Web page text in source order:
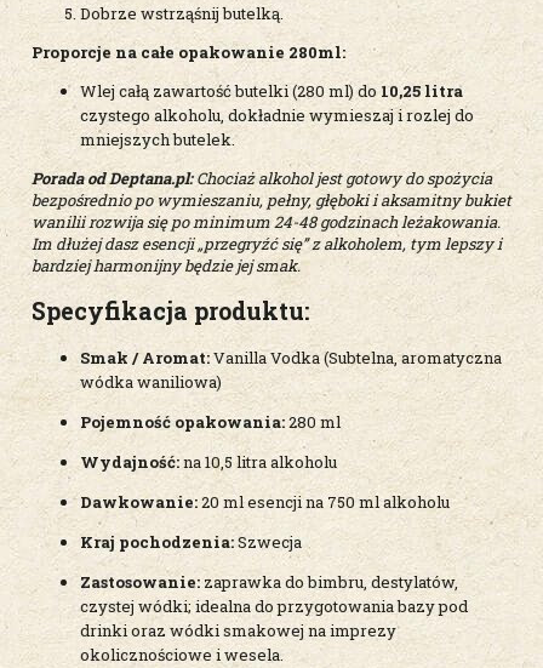
Dobrze wstrząśnij butelką.
Proporcje na całe opakowanie 280ml:
Wlej całą zawartość butelki (280 ml) do 10,25 litra
czystego alkoholu, dokładnie wymieszaj i rozlej do
mniejszych butelek.
Porada od Deptana.pl:Chociaż alkohol jest gotowy do spożycia
bezpośrednio po wymieszaniu, pełny, głęboki i aksamitny bukiet
wanilii rozwija się po minimum 24-48 godzinach leżakowania.
Im dłużej dasz esencji „przegryźć się” z alkoholem, tym lepszy i
bardziej harmonijny będzie jej smak.
Specyfikacja produktu:
Smak / Aromat:Vanilla Vodka (Subtelna, aromatyczna
wódka waniliowa)
Pojemność opakowania:280 ml
Wydajność:na 10,5 litra alkoholu
Dawkowanie:20 ml esencji na 750 ml alkoholu
Kraj pochodzenia:Szwecja
Zastosowanie: zaprawka do bimbru, destylatów,
czystej wódki; idealna do przygotowania bazy pod
drinki oraz wódki smakowej na imprezy
okolicznościowe i wesela.